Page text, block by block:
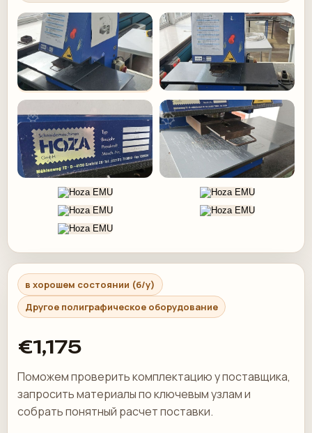
в хорошем состоянии (б/у)
Другое полиграфическое оборудование
€1,175
Поможем проверить комплектацию у поставщика,
запросить материалы по ключевым узлам и
собрать понятный расчет поставки.